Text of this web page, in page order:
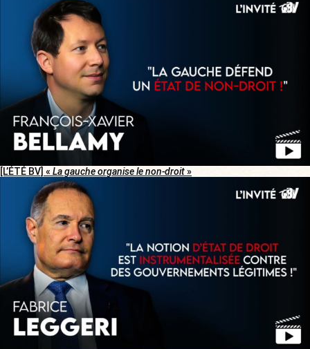
[L’ÉTÉ BV] « La gauche organise le non-droit»